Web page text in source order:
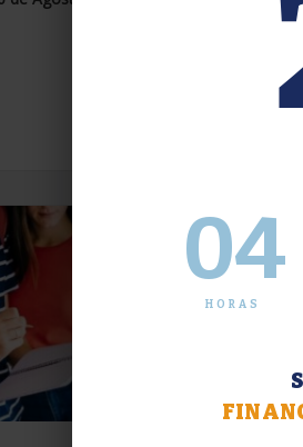
04
HORAS